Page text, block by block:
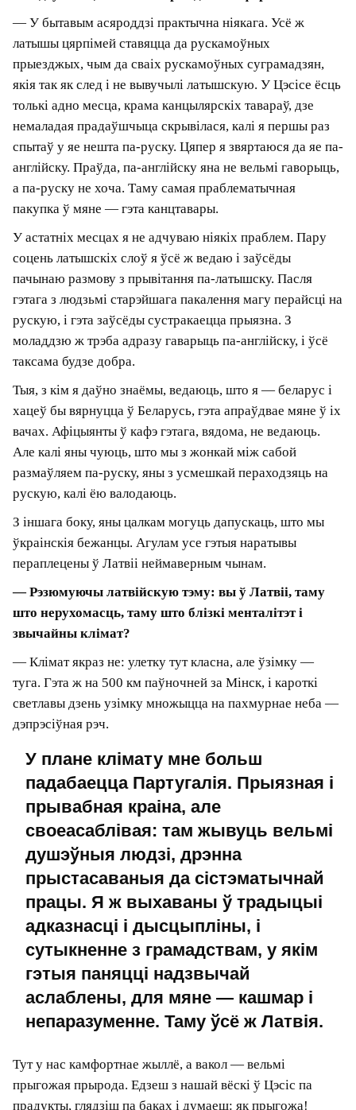
ўзмацніла правілы ў сферы нерухомасці. Тады
гэта датычылася толькі расейцаў, а з 2022 года
— і беларусаў таксама.
Але мы ўжо ўбудаваліся ў гэтае жыццё.
Прырода тут падобная да браслаўскай або
нарачанскай — мае любімыя мясціны ў Беларусі.
У гэтым сэнсе я адчуваю сябе як дома.
Культурнае асяроддзе таксама досыць блізкае
мне. Але латышскую мову я так і не вывучыў, бо
— Адсутнасць мовы стварае дыскамфорт?
— У бытавым асяроддзі практычна ніякага. Усё
ж латышы цярпімей ставяцца да рускамоўных
прыезджых, чым да сваіх рускамоўных
суграмадзян, якія так як след і не вывучылі
латышскую. У Цэсісе ёсць толькі адно месца,
крама канцылярскіх тавараў, дзе немаладая
прадаўшчыца скрывілася, калі я першы раз
спытаў у яе нешта па-руску. Цяпер я звяртаюся
да яе па-англійску. Праўда, па-англійску яна не
вельмі гаворыць, а па-руску не хоча. Таму самая
праблематычная пакупка ў мяне — гэта
У астатніх месцах я не адчуваю ніякіх праблем.
Пару соцень латышскіх слоў я ўсё ж ведаю і
латышску. Пасля гэтага з людзьмі старэйшага
пакалення магу перайсці на рускую, і гэта
заўсёды сустракаецца прыязна. З моладдзю ж
трэба адразу гаварыць па-англійску, і ўсё
таксама будзе добра.
Тыя, з кім я даўно знаёмы, ведаюць, што я —
беларус і хацеў бы вярнуцца ў Беларусь, гэта
апраўдвае мяне ў іх вачах. Афіцыянты ў кафэ
гэтага, вядома, не ведаюць. Але калі яны чуюць,
што мы з жонкай між сабой размаўляем па-
руску, яны з усмешкай пераходзяць на рускую,
калі ёю валодаюць.
З іншага боку, яны цалкам могуць дапускаць,
што мы ўкраінскія бежанцы. Агулам усе гэтыя
наратывы пераплецены ў Латвіі неймаверным
чынам.
— Рэзюмуючы латвійскую тэму: вы ў Латвіі,
таму што нерухомасць, таму што блізкі
менталітэт і звычайны клімат?
— Клімат якраз не: улетку тут класна, але ўзімку
кароткі светлавы дзень узімку множыцца на
пахмурнае неба — дэпрэсіўная рэч.